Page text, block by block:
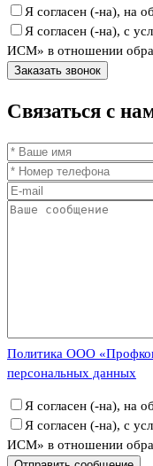
Я согласен (-на), на
Я согласен (-на), с
ИСМ» в отношении
Связаться с
Политика ООО
персональных данных
Я согласен (-на), на
Я согласен (-на), с
ИСМ» в отношении